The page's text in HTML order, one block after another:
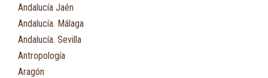
Andalucía Jaén
Andalucía. Málaga
Andalucía. Sevilla
Antropología
Aragón